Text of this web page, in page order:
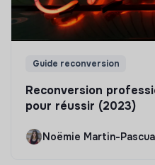
Guide reconversion
Reconversion
pour réussir (2023)
Noëmie Martin-